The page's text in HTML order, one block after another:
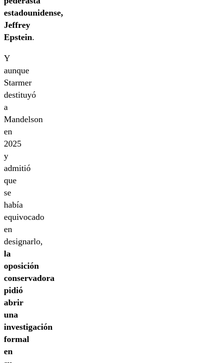
estadounidense,
Jeffrey
Epstein.
Y
aunque
Starmer
destituyó
a
Mandelson
en
2025
y
admitió
que
se
había
equivocado
en
designarlo,
la
oposición
conservadora
pidió
abrir
una
investigación
formal
en